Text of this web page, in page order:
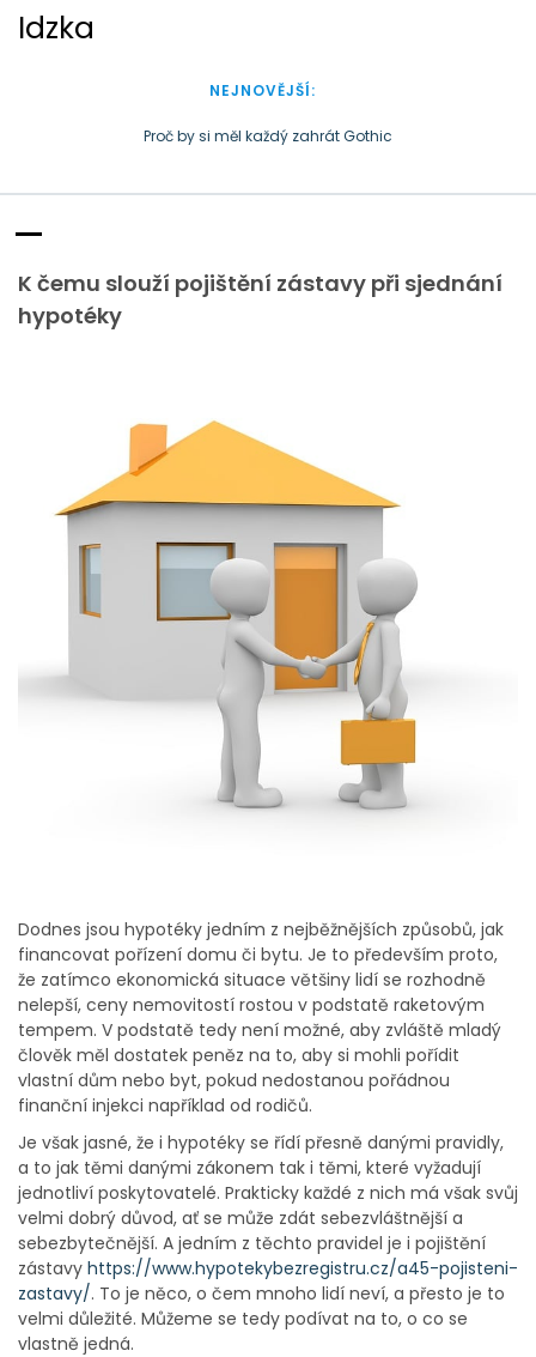
o
Idzka
NEJNOVĚJŠÍ:
Proč by si měl každý zahrát Gothic
K čemu slouží pojištění zástavy při sjednání
hypotéky
Dodnes jsou hypotéky jedním z nejběžnějších způsobů, jak
financovat pořízení domu či bytu. Je to především proto,
že zatímco ekonomická situace většiny lidí se rozhodně
nelepší, ceny nemovitostí rostou v podstatě raketovým
tempem. V podstatě tedy není možné, aby zvláště mladý
člověk měl dostatek peněz na to, aby si mohli pořídit
vlastní dům nebo byt, pokud nedostanou pořádnou
finanční injekci například od rodičů.
Je však jasné, že i hypotéky se řídí přesně danými pravidly,
a to jak těmi danými zákonem tak i těmi, které vyžadují
jednotliví poskytovatelé. Prakticky každé z nich má však svůj
velmi dobrý důvod, ať se může zdát sebezvláštnější a
sebezbytečnější. A jedním z těchto pravidel je i pojištění
zástavy https://www.hypotekybezregistru.cz/a45-pojisteni-
zastavy/. To je něco, o čem mnoho lidí neví, a přesto je to
velmi důležité. Můžeme se tedy podívat na to, o co se
vlastně jedná.